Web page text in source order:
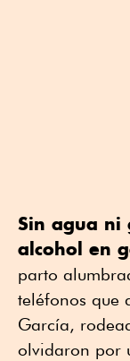
Sin agua ni
alcohol en
parto
teléfonos que
García,
olvidaron por